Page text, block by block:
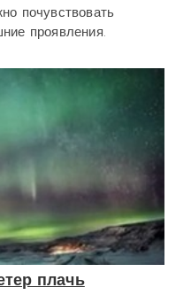
почувствовать
проявления.
плачь